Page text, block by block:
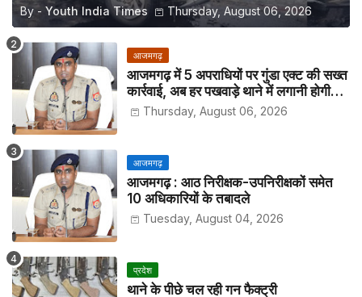
By - Youth India Times Thursday, August 06, 2026
आजमगढ़
आजमगढ़ में 5 अपराधियों पर गुंडा एक्ट की सख्त
कार्रवाई, अब हर पखवाड़े थाने में लगानी होगी
हाजिरीThursday, August 06, 2026
आजमगढ़
आजमगढ़ : आठ निरीक्षक-उपनिरीक्षकों समेत
10 अधिकारियों के तबादले
Tuesday, August 04, 2026
प्रदेश
थाने के पीछे चल रही गन फैक्ट्री